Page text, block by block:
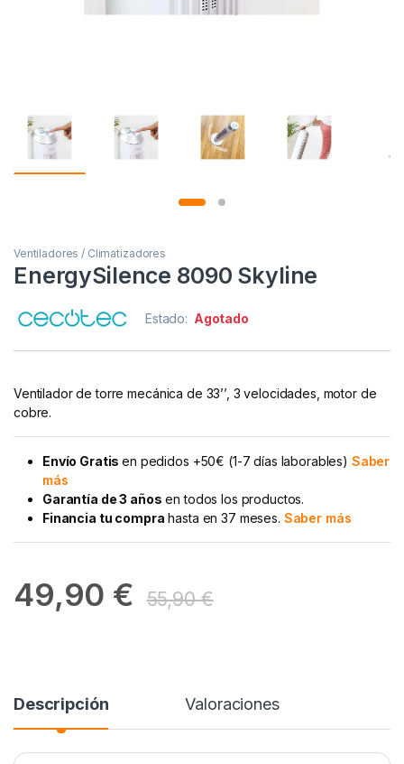
Ventiladores / Climatizadores
EnergySilence 8090 Skyline
Estado: Agotado
Ventilador de torre mecánica de 33’’, 3 velocidades, motor de
cobre.
Envío Gratisen pedidos +50€ (1-7 días laborables) Saber
más
Garantía de 3 años en todos los productos.
Financia tu compra hasta en 37 meses. Saber más
49,90 € 55,90€
Descripción Valoraciones